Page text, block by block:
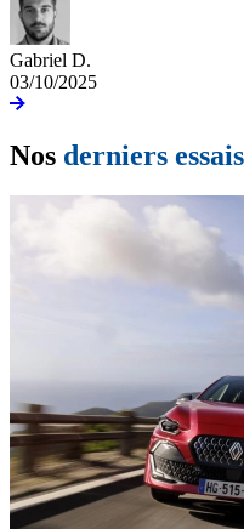
Gabriel D.
03/10/2025
Nos derniers essais